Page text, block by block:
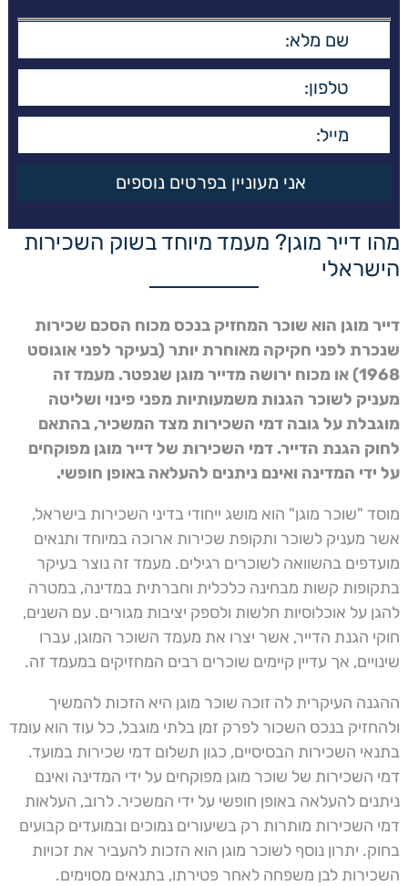
מהו דייר מוגן? מעמד מיוחד בשוק השכירות
הישראלי
דייר מוגן הוא שוכר המחזיק בנכס מכוח הסכם שכירות
שנכרת לפני חקיקה מאוחרת יותר (בעיקר לפני אוגוסט
1968) או מכוח ירושה מדייר מוגן שנפטר. מעמד זה
מעניק לשוכר הגנות משמעותיות מפני פינוי ושליטה
מוגבלת על גובה דמי השכירות מצד המשכיר, בהתאם
לחוק הגנת הדייר. דמי השכירות של דייר מוגן מפוקחים
על ידי המדינה ואינם ניתנים להעלאה באופן חופשי.
מוסד "שוכר מוגן" הוא מושג ייחודי בדיני השכירות בישראל,
אשר מעניק לשוכר ותקופת שכירות ארוכה במיוחד ותנאים
מועדפים בהשוואה לשוכרים רגילים. מעמד זה נוצר בעיקר
בתקופות קשות מבחינה כלכלית וחברתית במדינה, במטרה
להגן על אוכלוסיות חלשות ולספק יציבות מגורים. עם השנים,
חוקי הגנת הדייר, אשר יצרו את מעמד השוכר המוגן, עברו
שינויים, אך עדיין קיימים שוכרים רבים המחזיקים במעמד זה.
ההגנה העיקרית לה זוכה שוכר מוגן היא הזכות להמשיך
ולהחזיק בנכס השכור לפרק זמן בלתי מוגבל, כל עוד הוא עומד
בתנאי השכירות הבסיסיים, כגון תשלום דמי שכירות במועד.
דמי השכירות של שוכר מוגן מפוקחים על ידי המדינה ואינם
ניתנים להעלאה באופן חופשי על ידי המשכיר. לרוב, העלאות
דמי השכירות מותרות רק בשיעורים נמוכים ובמועדים קבועים
בחוק. יתרון נוסף לשוכר מוגן הוא הזכות להעביר את זכויות
השכירות לבן משפחה לאחר פטירתו, בתנאים מסוימים.